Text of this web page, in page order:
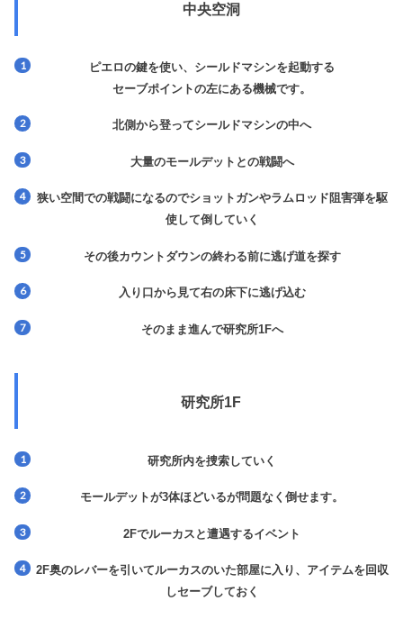
中央空洞
ピエロの鍵を使い、シールドマシンを起動する
セーブポイントの左にある機械です。
北側から登ってシールドマシンの中へ
大量のモールデットとの戦闘へ
狭い空間での戦闘になるのでショットガンやラムロッド阻害弾を駆
使して倒していく
その後カウントダウンの終わる前に逃げ道を探す
入り口から見て右の床下に逃げ込む
そのまま進んで研究所1Fへ
研究所1F
研究所内を捜索していく
モールデットが3体ほどいるが問題なく倒せます。
2Fでルーカスと遭遇するイベント
2F奥のレバーを引いてルーカスのいた部屋に入り、アイテムを回収
しセーブしておく